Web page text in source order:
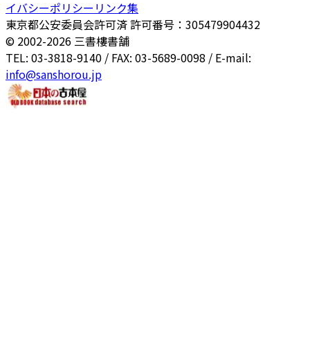
イバシーポリシー リンク集
東京都公安委員会許可済 許可番号：305479904432
© 2002-2026 三書樓書舗
TEL: 03-3818-9140 / FAX: 03-5689-0098 / E-mail:
info@sanshorou.jp